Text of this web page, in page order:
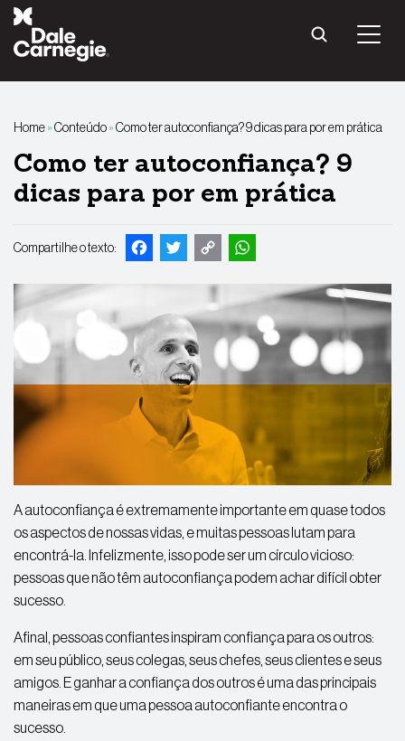
Pular
conteúdo
Home»Conteúdo»Como ter autoconfiança? 9 dicas para por em prática
Como ter autoconfiança? 9
dicas para por em prática
Compartilhe o texto: Facebook
Twitter
Copy
Link
WhatsApp
A autoconfiança é extremamente importante em quase todos
os aspectos de nossas vidas, e muitas pessoas lutam para
encontrá-la. Infelizmente, isso pode ser um círculo vicioso:
pessoas que não têm autoconfiança podem achar difícil obter
sucesso.
Afinal, pessoas confiantes inspiram confiança para os outros:
em seu público, seus colegas, seus chefes, seus clientes e seus
amigos. E ganhar a confiança dos outros é uma das principais
maneiras em que uma pessoa autoconfiante encontra o
sucesso.